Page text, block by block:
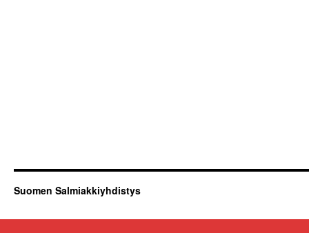
Suomen Salmiakkiyhdistys